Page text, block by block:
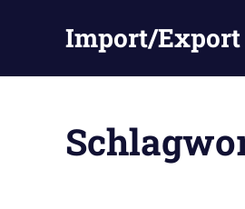
Import/Export